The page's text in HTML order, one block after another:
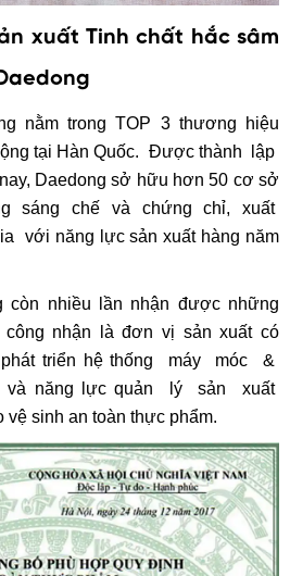
xuất Tinh chất hắc sâm
nằm trong TOP 3 thương hiệu
tại Hàn Quốc. Được thành lập
Daedong sở hữu hơn 50 cơ sở
sáng chế và chứng chỉ, xuất
với năng lực sản xuất hàng năm
còn nhiều lần nhận được những
công nhận là đơn vị sản xuất có
phát triển hệ thống máy móc &
năng lực quản lý sản xuất
vệ sinh an toàn thực phẩm.